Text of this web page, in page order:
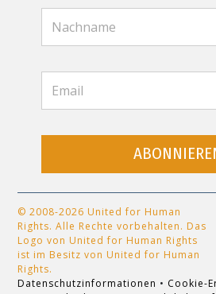
© 2008-2026 United for Human
Rights. Alle Rechte vorbehalten. Das
Logo von United for Human Rights
ist im Besitz von United for Human
Rights.
Datenschutzinformationen • Cookie-